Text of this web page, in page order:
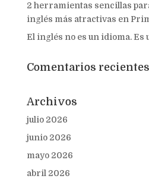
2 herramientas sencillas
inglés más atractivas en
El inglés no es un idioma. Es
Comentarios recientes
Archivos
julio 2026
junio 2026
mayo 2026
abril 2026